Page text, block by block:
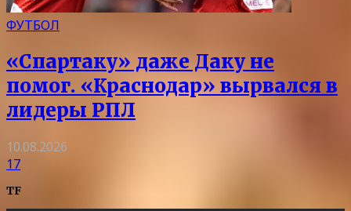
ФУТБОЛ
«Спартаку» даже Даку не
помог. «Краснодар» вырвался в
лидеры РПЛ
10.08.2026
17
TF